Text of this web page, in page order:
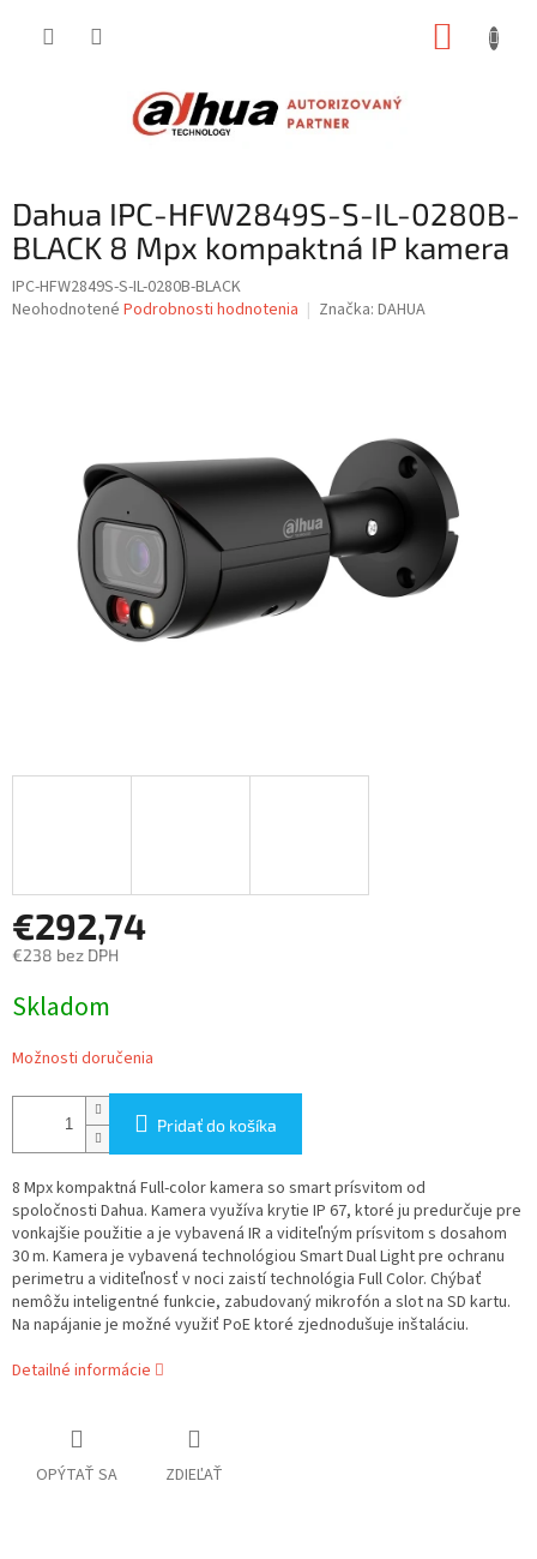
Dahua IPC-HFW2849S-S-IL-0280B-
BLACK 8 Mpx kompaktná IP kamera
IPC-HFW2849S-S-IL-0280B-BLACK
Priemerné
hviezdičiek.
Neohodnotené Podrobnosti hodnotenia Značka: DAHUA
€292,74
€238 bez DPH
cena:
Skladom
Možnosti doručenia
Pridať do košíka
8 Mpx kompaktná Full-color kamera so smart prísvitom od
spoločnosti Dahua. Kamera využíva krytie IP 67, ktoré ju predurčuje pre
vonkajšie použitie a je vybavená IR a viditeľným prísvitom s dosahom
30 m. Kamera je vybavená technológiou Smart Dual Light pre ochranu
perimetru a viditeľnosť v noci zaistí technológia Full Color. Chýbať
nemôžu inteligentné funkcie, zabudovaný mikrofón a slot na SD kartu.
Na napájanie je možné využiť PoE ktoré zjednodušuje inštaláciu.
Detailné informácie
OPÝTAŤ SA ZDIEĽAŤ